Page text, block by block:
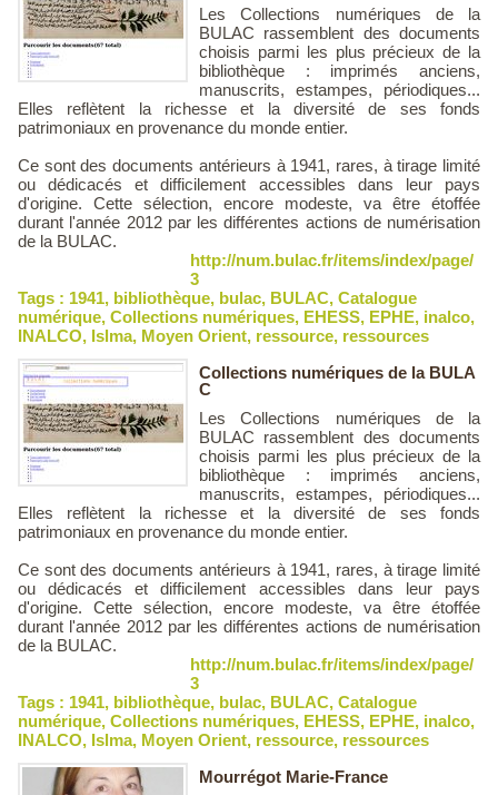
Les Collections numériques de la
BULAC rassemblent des documents
choisis parmi les plus précieux de la
bibliothèque : imprimés anciens,
manuscrits, estampes, périodiques...
Elles reflètent la richesse et la diversité de ses fonds
patrimoniaux en provenance du monde entier.
Ce sont des documents antérieurs à 1941, rares, à tirage limité
ou dédicacés et difficilement accessibles dans leur pays
d'origine. Cette sélection, encore modeste, va être étoffée
durant l'année 2012 par les différentes actions de numérisation
de la BULAC.
http://num.bulac.fr/items/index/page/
3
Tags : 1941, bibliothèque, bulac, BULAC, Catalogue
numérique, Collections numériques, EHESS, EPHE, inalco,
INALCO, Islma, Moyen Orient, ressource, ressources
Collections numériques de la BULA
C
Les Collections numériques de la
BULAC rassemblent des documents
choisis parmi les plus précieux de la
bibliothèque : imprimés anciens,
manuscrits, estampes, périodiques...
Elles reflètent la richesse et la diversité de ses fonds
patrimoniaux en provenance du monde entier.
Ce sont des documents antérieurs à 1941, rares, à tirage limité
ou dédicacés et difficilement accessibles dans leur pays
d'origine. Cette sélection, encore modeste, va être étoffée
durant l'année 2012 par les différentes actions de numérisation
de la BULAC.
http://num.bulac.fr/items/index/page/
3
Tags : 1941, bibliothèque, bulac, BULAC, Catalogue
numérique, Collections numériques, EHESS, EPHE, inalco,
INALCO, Islma, Moyen Orient, ressource, ressources
Mourrégot Marie-France